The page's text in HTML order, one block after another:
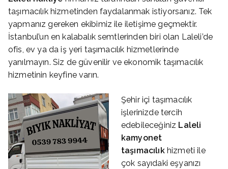
taşımacılık hizmetinden faydalanmak istiyorsanız. Tek
yapmanız gereken ekibimiz ile iletişime geçmektir.
İstanbul’un en kalabalık semtlerinden biri olan Laleli’de
ofis, ev ya da iş yeri taşımacılık hizmetlerinde
yanılmayın. Siz de güvenilir ve ekonomik taşımacılık
hizmetinin keyfine varın.
Şehir içi taşımacılık
işlerinizde tercih
edebileceğiniz Laleli
kamyonet
taşımacılıkhizmeti ile
çok sayıdaki eşyanızı